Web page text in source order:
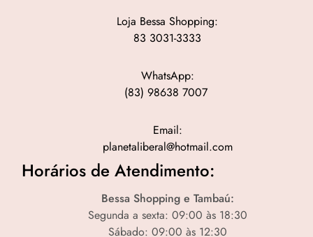
Loja Bessa Shopping:
83 3031-3333
WhatsApp:
(83) 98638 7007
Email:
planetaliberal@hotmail.com
Horários de Atendimento:
Bessa Shopping e Tambaú:
Segunda a sexta: 09:00 às 18:30
Sábado: 09:00 às 12:30